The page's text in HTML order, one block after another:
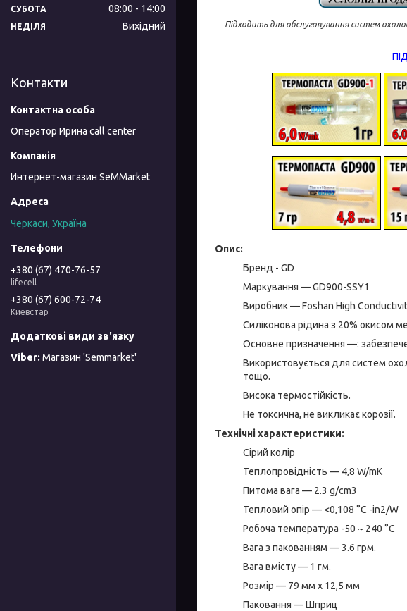
Підходить для обслуговування систем
Опис:
Бренд - GD
Маркування — GD900-SSY1
Виробник — Foshan High
Силіконова рідина з 20% окисом
Основне призначення —:
Використовується для систем
тощо.
Висока термостійкість.
Не токсична, не викликає корозії.
Технічні характеристики:
Сірий колір
Теплопровідність — 4,8 W/mK
Питома вага — 2.3 g/cm3
Тепловий опір — <0,108 °C -in2/W
Робоча температура -50 ~ 240 °C
Вага з пакованням — 3.6 грм.
Вага вмісту — 1 гм.
Розмір — 79 мм х 12,5 мм
Паковання — Шприц
СУБОТА 08:00 14:00
НЕДІЛЯ Вихідний
Контакти
Оператор Ирина call center
Интернет-магазин SeMMarket
Черкаси, Україна
+380 (67) 470-76-57
lifecell
+380 (67) 600-72-74
Киевстар
Магазин 'Semmarket'